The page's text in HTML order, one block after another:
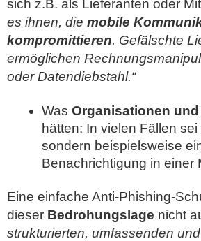
sich z.B. als Lieferanten oder
es ihnen, die mobile
kompromittieren. Gefälschte
ermöglichen
oder Datendiebstahl.“
Was Organisationen und
hätten: In vielen Fällen
sondern beispielsweise
Benachrichtigung in einer
Eine einfache Anti-Phishing-
dieser Bedrohungslage nicht
strukturierten, umfassenden